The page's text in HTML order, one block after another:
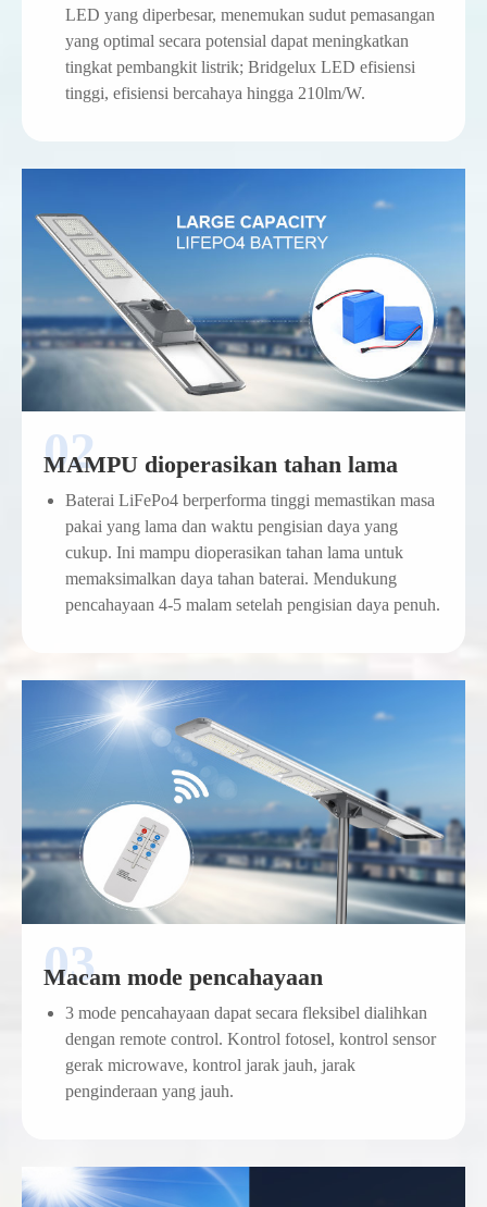
LED yang diperbesar, menemukan sudut pemasangan
yang optimal secara potensial dapat meningkatkan
tingkat pembangkit listrik; Bridgelux LED efisiensi
tinggi, efisiensi bercahaya hingga 210lm/W.
MAMPU dioperasikan tahan lama
Baterai LiFePo4 berperforma tinggi memastikan masa
pakai yang lama dan waktu pengisian daya yang
cukup. Ini mampu dioperasikan tahan lama untuk
memaksimalkan daya tahan baterai. Mendukung
pencahayaan 4-5 malam setelah pengisian daya penuh.
Macam mode pencahayaan
3 mode pencahayaan dapat secara fleksibel dialihkan
dengan remote control. Kontrol fotosel, kontrol sensor
gerak microwave, kontrol jarak jauh, jarak
penginderaan yang jauh.